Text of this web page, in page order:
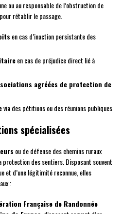
ou au responsable de l’obstruction de
rétablir le passage.
en cas d’inaction persistante des
en cas de préjudice direct lié à
agréées de protection de
via des pétitions ou des réunions publiques
spécialisées
ou de défense des chemins ruraux
protection des sentiers. Disposant souvent
et d’une légitimité reconnue, elles
:
Française de Randonnée